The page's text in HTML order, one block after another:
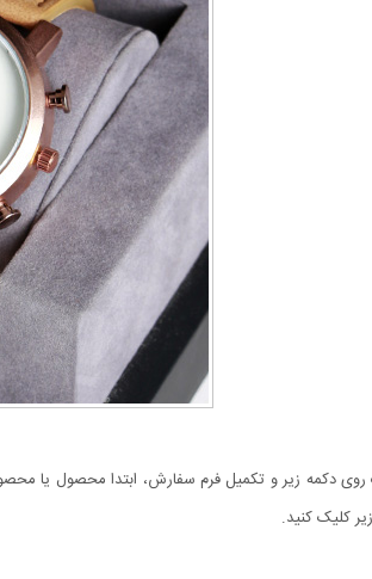
دکمه زیر و تکمیل فرم سفارش، ابتدا محصول یا
کلیک کنید.